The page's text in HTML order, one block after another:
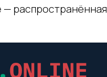
—